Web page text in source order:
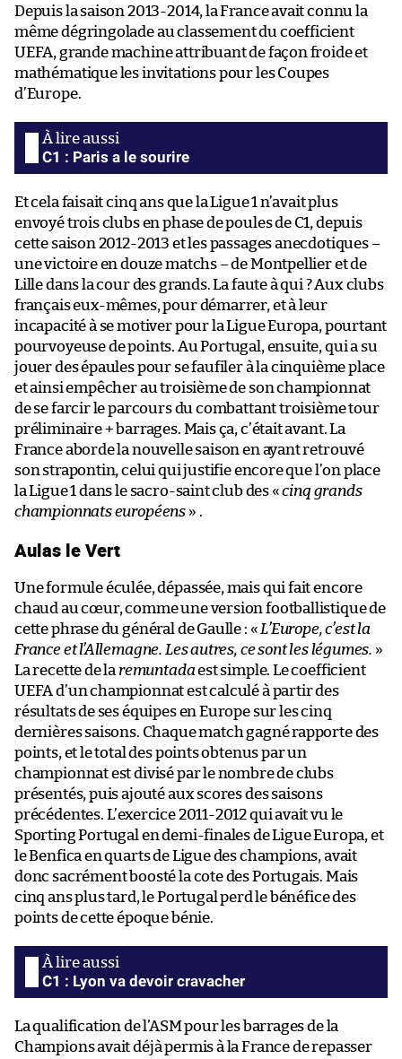
Depuis la saison 2013-2014, la France avait connu la
même dégringolade au classement du coefficient
UEFA, grande machine attribuant de façon froide et
mathématique les invitations pour les Coupes
d’Europe.
C1 : Paris a le sourire
Et cela faisait cinq ans que la Ligue 1 n’avait plus
envoyé trois clubs en phase de poules de C1, depuis
cette saison 2012-2013 et les passages anecdotiques –
une victoire en douze matchs – de Montpellier et de
Lille dans la cour des grands. La faute à qui ? Aux clubs
français eux-mêmes, pour démarrer, et à leur
incapacité à se motiver pour la Ligue Europa, pourtant
pourvoyeuse de points. Au Portugal, ensuite, qui a su
jouer des épaules pour se faufiler à la cinquième place
et ainsi empêcher au troisième de son championnat
de se farcir le parcours du combattant troisième tour
préliminaire + barrages. Mais ça, c’était avant. La
France aborde la nouvelle saison en ayant retrouvé
son strapontin, celui qui justifie encore que l’on place
la Ligue 1 dans le sacro-saint club des «cinq grands
championnats européens » .
Aulas le Vert
Une formule éculée, dépassée, mais qui fait encore
chaud au cœur, comme une version footballistique de
cette phrase du général de Gaulle : «L’Europe, c’est la
France et l’Allemagne. Les autres, ce sont les légumes. »
La recette de la remuntadaest simple. Le coefficient
UEFA d’un championnat est calculé à partir des
résultats de ses équipes en Europe sur les cinq
dernières saisons. Chaque match gagné rapporte des
points, et le total des points obtenus par un
championnat est divisé par le nombre de clubs
présentés, puis ajouté aux scores des saisons
précédentes. L’exercice 2011-2012 qui avait vu le
Sporting Portugal en demi-finales de Ligue Europa, et
le Benfica en quarts de Ligue des champions, avait
donc sacrément boosté la cote des Portugais. Mais
cinq ans plus tard, le Portugal perd le bénéfice des
points de cette époque bénie.
C1 : Lyon va devoir cravacher
La qualification de l’ASM pour les barrages de la
Champions avait déjà permis à la France de repasser